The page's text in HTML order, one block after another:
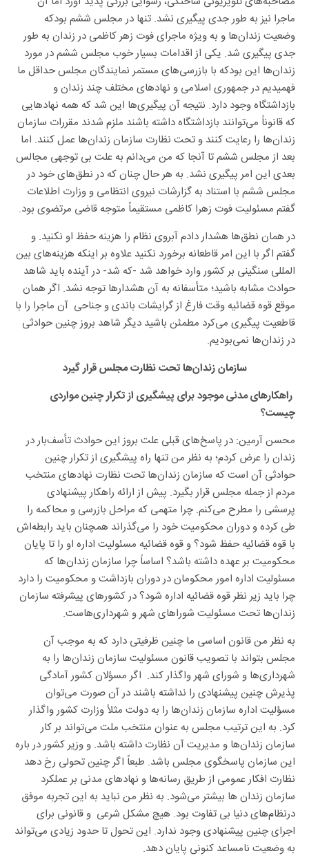
ماجرا نیز به طور جدی پیگیری نشد. تنها در مجلس ششم بودکه
وضعیت زندان‌ها و به ویژه ماجرای فوت زهر کاظمی در زندان به طور
جدی پیگیری شد. یکی از اقدامات بسیار خوب مجلس ششم در مورد
زندان‌ها این بودکه با بازرسی‌های مستمر نمایندگان مجلس حداقل ما
فهمیدیم در جمهوری اسلامی و نهادهای مختلف چند زندان و
بازداشتگاه وجود دارد. نتیجه آن پیگیری‌ها این شد که همه نهادهایی
که قانوناً می‌توانند بازداشتگاه داشته باشند ملزم شدند مقررات سازمان
زندان‌ها را رعایت کنند و تحت نظارت سازمان زندان‌ها عمل کنند. اما
بعد از مجلس ششم تا آنجا که من می‌دانم به علت بی توجهی مجالس
بعدی این امر پیگیری نشد. به هر حال چنان که در نطق‌های خود در
مجلس ششم با استناد به گزارشات نیروی انتظامی و وزارت اطلاعات
گفتم مسئولیت فوت زهرا کاظمی مستقیماً متوجه قاضی مرتضوی بود.
در همان نطق‌ها هشدار دادم آبروی نظام را هزینه حفظ او نکنید. و
گفتم اگر با این امر قاطعانه برخورد نکنید علاوه بر اینکه هزینه‌های بین
المللی سنگینی بر کشور وارد خواهد شد -که شد- در آینده باید شاهد
حوادث مشابه باشید؛ متأسفانه به آن هشدارها توجه نشد. اگر همان
موقع قوه قضائیه وقت فارغ از گرایشات باندی و جناحی آن ماجرا را با
قاطعیت پیگیری می‌کرد مطمئن باشید دیگر شاهد بروز چنین حوادثی
در زندان‌ها نمی‌بودیم.
سازمان زندان‌ها تحت نظارت مجلس قرار گیرد
راهکارهای مدنی موجود برای پیشگیری از تکرار چنین مواردی
چیست؟
محسن آرمین: در پاسخ‌های قبلی علت بروز این حوادث تأسف‌بار در
زندان را عرض کردم؛ به نظر من تنها راه پیشگیری از تکرار چنین
حوادثی آن است که سازمان زندان‌ها تحت نظارت نهادهای منتخب
مردم از جمله مجلس قرار بگیرد. پیش از ارائه راهکار پیشنهادی
پرسشی را مطرح می‌کنم. چرا متهمی که مراحل بازرسی و محاکمه را
طی کرده و دوران محکومیت خود را می‌گذراند همچنان باید رابطه‌اش
با قوه قضائیه حفظ شود؟ و قوه قضائیه مسئولیت اداره او را تا پایان
محکومیت بر عهده داشته باشد؟ اساساً چرا سازمان زندان‌ها که
مسئولیت اداره امور محکومان در دوران بازداشت و محکومیت را دارد
چرا باید زیر نظر قوه قضائیه اداره شود؟ در کشورهای پیشرفته سازمان
زندان‌‌ها تحت مسئولیت شوراهای شهر و شهرداری‌هاست.
به نظر من قانون اساسی ما چنین ظرفیتی دارد که به موجب آن
مجلس بتواند با تصویب قانون مسئولیت سازمان زندان‌ها را به
شهرداری‌ها و شورای شهر واگذار کند. اگر مسؤلان کشور آمادگی
پذیرش چنین پیشنهادی را نداشته باشند در آن صورت می‌توان
مسؤلیت اداره سازمان زندان‌ها را به دولت مثلاً وزارت کشور واگذار
کرد. به این ترتیب مجلس به عنوان منتخب ملت می‌تواند بر کار
سازمان زندان‌ها و مدیریت آن نظارت داشته باشد. و وزیر کشور در باره
این سازمان پاسخگوی مجلس باشد. طبعاً اگر چنین تحولی رخ دهد
نظارت افکار عمومی از طریق رسانه‌ها و نهادهای مدنی بر عملکرد
سازمان زندان ها بیشتر می‌شود. به نظر من نباید به این تجربه موفق
درنظام‌های دنیا بی تفاوت بود. هیچ مشکل شرعی و قانونی برای
اجرای چنین پیشنهادی وجود ندارد. این تحول تا حدود زیادی می‌تواند
به وضعیت نامساعد کنونی پایان دهد.